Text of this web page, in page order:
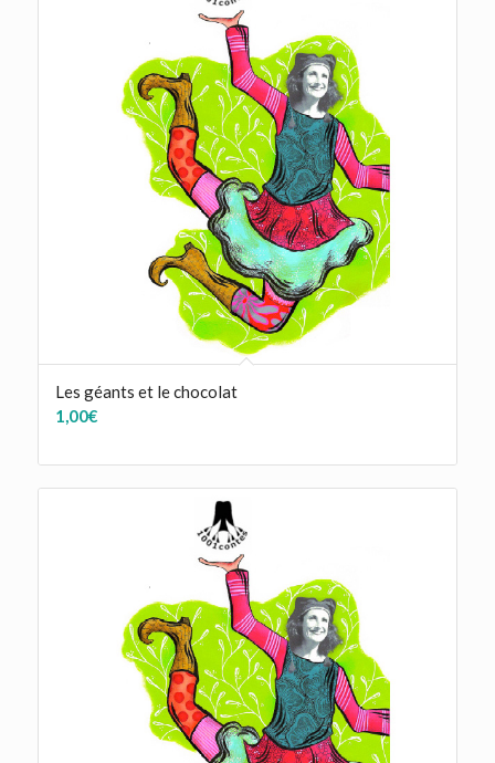
Les géants et le chocolat
1,00€